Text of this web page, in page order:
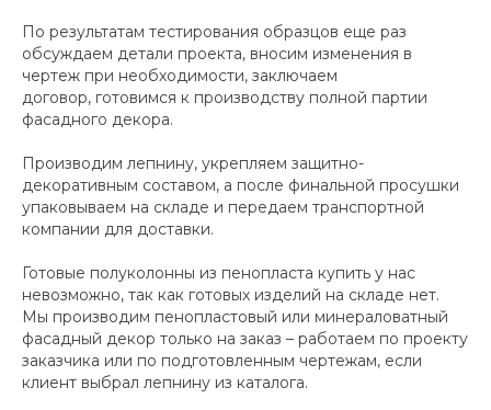
По результатам тестирования образцов еще раз
обсуждаем детали проекта, вносим изменения в
чертеж при необходимости, заключаем
договор, готовимся к производству полной партии
фасадного декора.
Производим лепнину, укрепляем защитно-
декоративным составом, а после финальной просушки
упаковываем на складе и передаем транспортной
компании для доставки.
Готовые полуколонны из пенопласта купить у нас
невозможно, так как готовых изделий на складе нет.
Мы производим пенопластовый или минераловатный
фасадный декор только на заказ – работаем по проекту
заказчика или по подготовленным чертежам, если
клиент выбрал лепнину из каталога.